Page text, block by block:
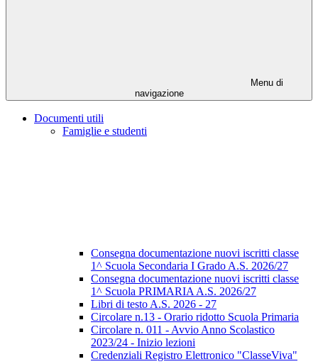
Menu di
navigazione
Documenti utili
Famiglie e studenti
Consegna documentazione nuovi iscritti classe
1^ Scuola Secondaria I Grado A.S. 2026/27
Consegna documentazione nuovi iscritti classe
1^ Scuola PRIMARIA A.S. 2026/27
Libri di testo A.S. 2026 - 27
Circolare n.13 - Orario ridotto Scuola Primaria
Circolare n. 011 - Avvio Anno Scolastico
2023/24 - Inizio lezioni
Credenziali Registro Elettronico "ClasseViva"